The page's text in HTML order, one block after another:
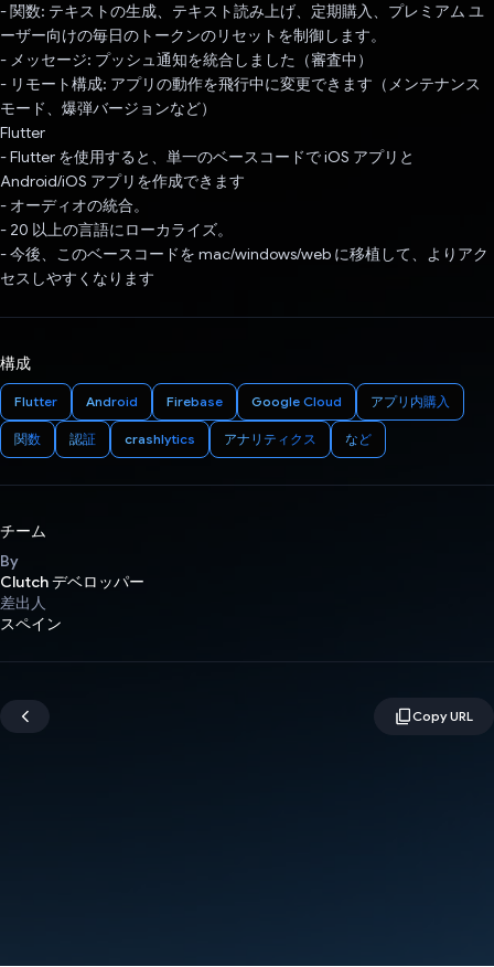
- 関数: テキストの生成、テキスト読み上げ、定期購入、プレミアム ユ
ーザー向けの毎日のトークンのリセットを制御します。
- メッセージ: プッシュ通知を統合しました（審査中）
- リモート構成: アプリの動作を飛行中に変更できます（メンテナンス
モード、爆弾バージョンなど）
Flutter
- Flutter を使用すると、単一のベースコードで iOS アプリと
Android/iOS アプリを作成できます
- オーディオの統合。
- 20 以上の言語にローカライズ。
- 今後、このベースコードを mac/windows/web に移植して、よりアク
セスしやすくなります
構成
Flutter Android Firebase Google Cloud アプリ内購入
関数 認証 crashlytics アナリティクス など
チーム
By
Clutch デベロッパー
差出人
スペイン